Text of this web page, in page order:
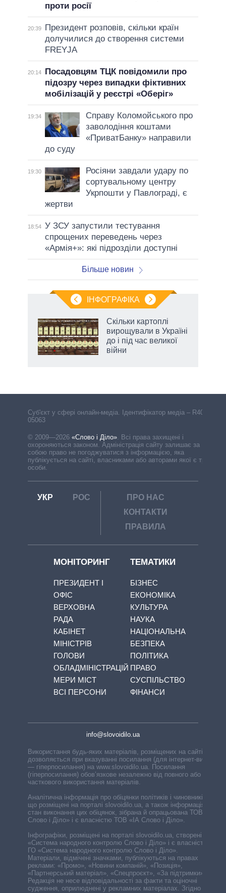
проти росії
20:39
Президент розповів, скільки країн
долучилися до створення системи
FREYJA
20:14
Посадовцям ТЦК повідомили про
підозру через випадки фіктивних
мобілізацій у реєстрі «Оберіг»
19:34
Справу Коломойського про
заволодіння коштами
«ПриватБанку» направили
до суду
19:30
Росіяни завдали удару по
сортувальному центру
Укрпошти у Павлограді, є
жертви
18:54 У ЗСУ запустили тестування
спрощених переведень через
«Армія+»: які підрозділи доступні
Більше новин
ІНФОГРАФІКА
Скільки картоплі
вирощували в Україні
до і під час великої
війни
Cуб'єкт у сфері онлайн-медіа. Ідентифікатор медіа – R40-
05063
© 2009—2026 «Слово і Діло»
Всі права захищені і
охороняються законом. Адміністрація сайту залишає за
собою право не погоджуватися з інформацією, яка
публікується на сайті, власниками або авторами якої є треті
особи.
УКР РОС
ПРО НАС
КОНТАКТИ
ПРАВИЛА
МОНІТОРИНГ
ПРЕЗИДЕНТ І
ОФІС
ВЕРХОВНА
РАДА
КАБІНЕТ
МІНІСТРІВ
ГОЛОВИ
ОБЛАДМІНІСТРАЦІЙ
МЕРИ МІСТ
ВСІ ПЕРСОНИ
ТЕМАТИКИ
БІЗНЕС
ЕКОНОМІКА
КУЛЬТУРА
НАУКА
НАЦІОНАЛЬНА
БЕЗПЕКА
ПОЛІТИКА
ПРАВО
СУСПІЛЬСТВО
ФІНАНСИ
info@slovoidilo.ua
Використання будь-яких матеріалів, розміщених на сайті,
дозволяється при вказуванні посилання (для інтернет-видань
— гіперпосилання) на www.slovoidilo.ua. Посилання
(гіперпосилання) обов’язкове незалежно від повного або
часткового використання матеріалів.
Аналітична інформація про обіцянки політиків і чиновників,
що розміщені на порталі slovoidilo.ua, а також інформація про
стан виконання цих обіцянок, зібрана й опрацьована ТОВ «ІА
Слово і Діло» і є власністю ТОВ «ІА Слово і Діло».
Інфографіки, розміщені на порталі slovoidilo.ua, створені ГО
«Система народного контролю Слово і Діло» і є власністю
ГО «Система народного контролю Слово і Діло».
Матеріали, відмічені значками, публікуються на правах
реклами: «Промо», «Новини компаній», «Позиція»,
«Партнерський матеріал», «Спецпроєкт», «За підтримки».
Редакція не несе відповідальності за факти та оціночні
судження, оприлюднені у рекламних матеріалах. Згідно з